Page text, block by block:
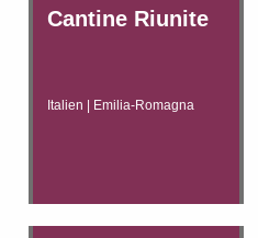
Cantine Riunite
Italien | Emilia-Romagna